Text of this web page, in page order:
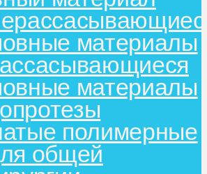
материалы
материалы
полимерные
общей